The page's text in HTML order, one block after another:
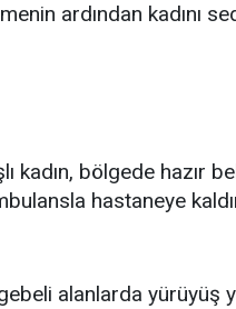
ardından kadını
bölgede hazır
hastaneye
alanlarda yürüyüş